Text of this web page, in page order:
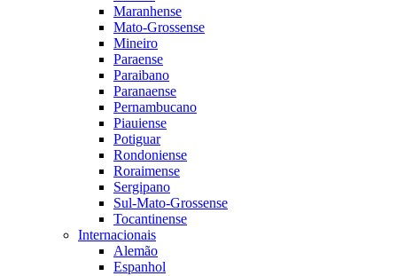
Maranhense
Mato-Grossense
Mineiro
Paraense
Paraibano
Paranaense
Pernambucano
Piauiense
Potiguar
Rondoniense
Roraimense
Sergipano
Sul-Mato-Grossense
Tocantinense
Internacionais
Alemão
Espanhol